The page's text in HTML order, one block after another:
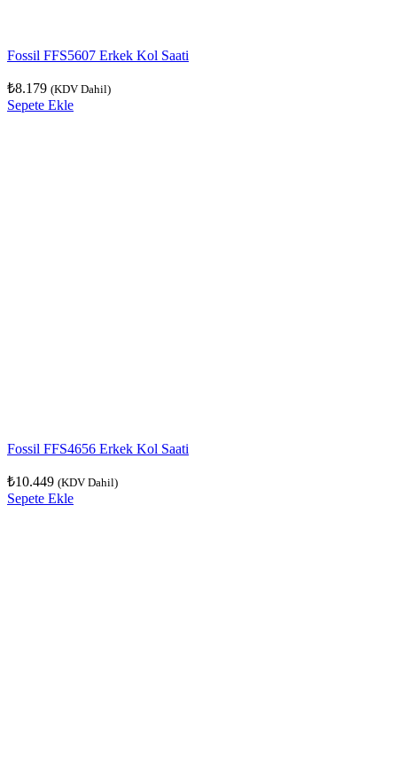
Fossil FFS5607 Erkek Kol Saati
₺8.179 (KDV Dahil)
Sepete Ekle
Fossil FFS4656 Erkek Kol Saati
₺10.449 (KDV Dahil)
Sepete Ekle